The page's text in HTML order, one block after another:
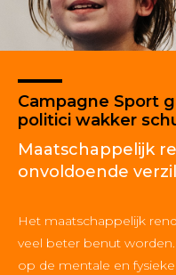
Campagne Sport
politici wakker
Maatschappelijk
onvoldoende
Het maatschappelijk
veel beter benut
op de mentale en